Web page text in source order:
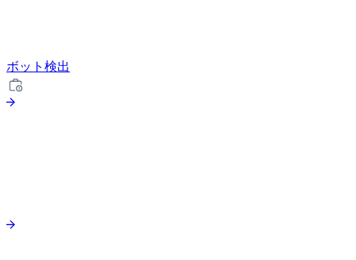
ボット検出